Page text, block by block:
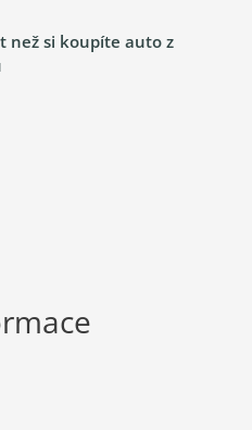
než si koupíte auto z